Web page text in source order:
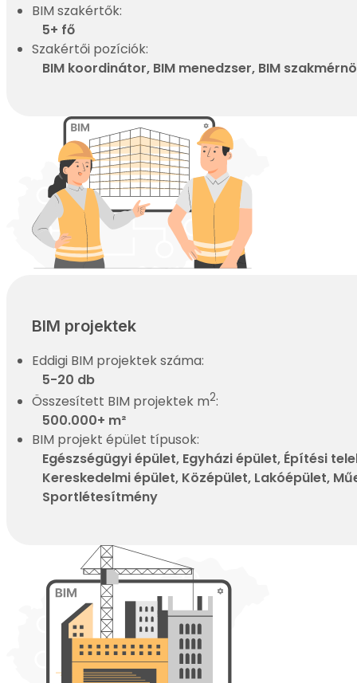
BIM szakértők:
5+ fő
Szakértői pozíciók:
BIM koordinátor, BIM menedzser, BIM
BIM projektek
Eddigi BIM projektek száma:
5-20 db
Összesített BIM projektek m2:
500.000+ m²
BIM projekt épület típusok:
Egészségügyi épület, Egyházi épület, Építési
Kereskedelmi épület, Középület, Lakóépület,
Sportlétesítmény